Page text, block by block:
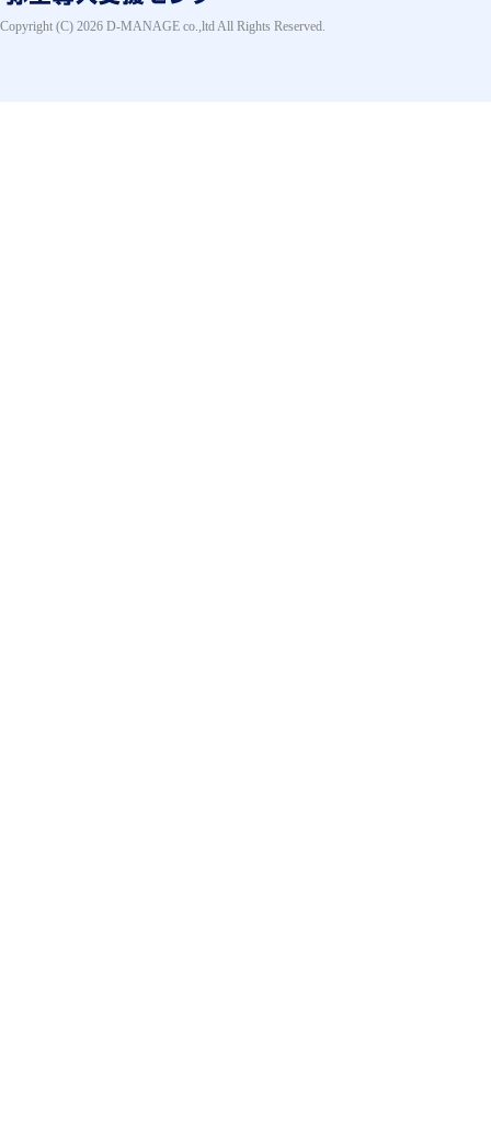
Copyright (C) 2026 D-MANAGE co.,ltd All Rights Reserved.